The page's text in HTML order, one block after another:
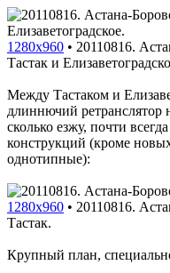
1280x960 • 20110816.
Тастак и
Между Тастаком и
длиннючий ретранслятор
сколько езжу, почти
конструкций (кроме
однотипные):
1280x960 • 20110816.
Тастак.
Крупный план,